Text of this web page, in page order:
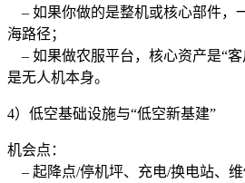
– 如果你做的是整机或核心部件，
海路径；
– 如果做农服平台，核心资产是“
是无人机本身。
4）低空基础设施与“低空新基建”
机会点：
– 起降点/停机坪、充电/换电站、